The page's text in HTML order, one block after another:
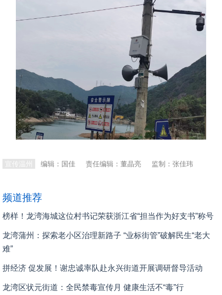
宣传温州 编辑：国佳 责任编辑：董晶亮 监制：张佳玮
频道推荐
榜样！龙湾海城这位村书记荣获浙江省“担当作为好支书”称号
龙湾蒲州：探索老小区治理新路子 “业标街管”破解民生“老大
难”
拼经济 促发展！谢忠诚率队赴永兴街道开展调研督导活动
龙湾区状元街道：全民禁毒宣传月 健康生活不“毒”行